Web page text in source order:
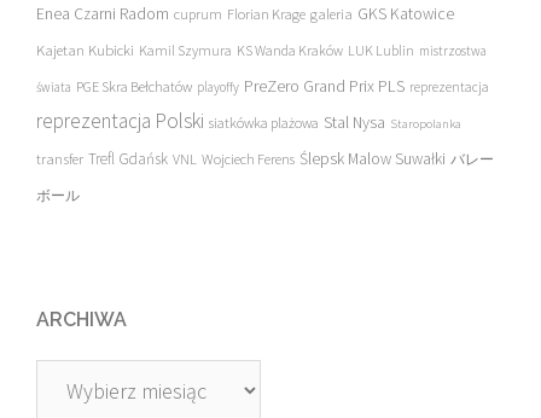
Enea Czarni Radom cuprum Florian Krage galeria GKS Katowice
Kajetan Kubicki Kamil Szymura KS Wanda Kraków LUK Lublin mistrzostwa
świata PGE Skra Bełchatów playoffy PreZero Grand Prix PLS reprezentacja
reprezentacja Polski siatkówka plażowa Stal Nysa Staropolanka
transfer Trefl Gdańsk VNL Wojciech Ferens Ślepsk Malow Suwałki バレー
ボール
ARCHIWA
Archiwa